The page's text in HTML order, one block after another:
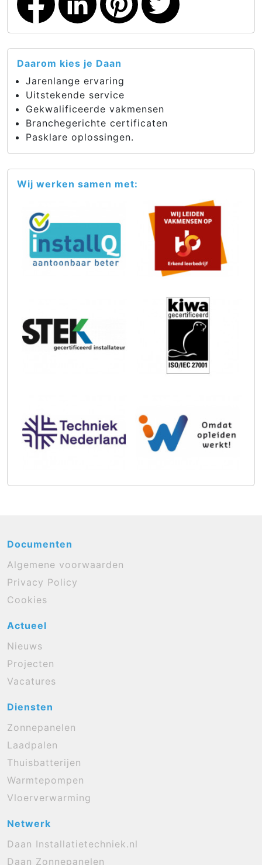
Daarom kies je Daan
Jarenlange ervaring
Uitstekende service
Gekwalificeerde vakmensen
Branchegerichte certificaten
Pasklare oplossingen.
Wij werken samen met:
Documenten
Algemene voorwaarden
Privacy Policy
Cookies
Actueel
Nieuws
Projecten
Vacatures
Diensten
Zonnepanelen
Laadpalen
Thuisbatterijen
Warmtepompen
Vloerverwarming
Netwerk
Daan Installatietechniek.nl
Daan Zonnepanelen